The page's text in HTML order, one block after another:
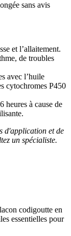
sans avis
et l’allaitement.
de troubles
avec l’huile
cytochromes P450
heures à cause de
d'application et de
un spécialiste.
codigoutte en
essentielles pour